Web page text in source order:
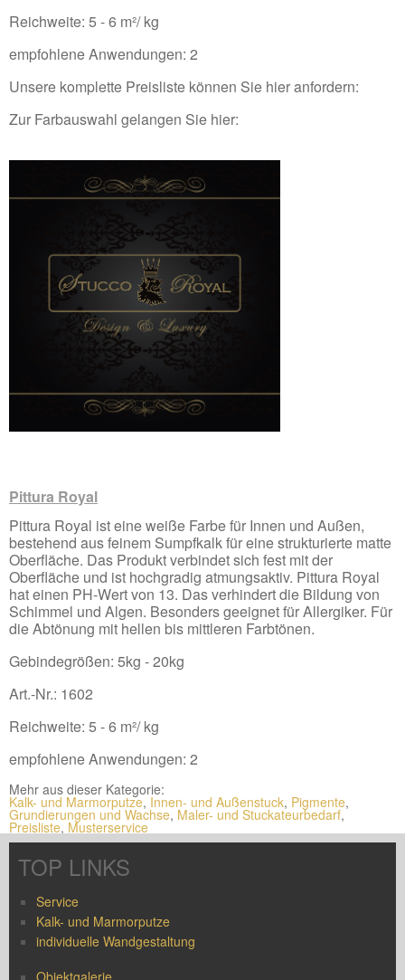
Reichweite: 5 - 6 m²/ kg
empfohlene Anwendungen: 2
Unsere komplette Preisliste können Sie hier anfordern:
Zur Farbauswahl gelangen Sie hier:
Pittura Royal
Pittura Royal ist eine weiße Farbe für Innen und Außen,
bestehend aus feinem Sumpfkalk für eine strukturierte matte
Oberfläche. Das Produkt verbindet sich fest mit der
Oberfläche und ist hochgradig atmungsaktiv. Pittura Royal
hat einen PH-Wert von 13. Das verhindert die Bildung von
Schimmel und Algen. Besonders geeignet für Allergiker. Für
die Abtönung mit hellen bis mittleren Farbtönen.
Gebindegrößen: 5kg - 20kg
Art.-Nr.: 1602
Reichweite: 5 - 6 m²/ kg
empfohlene Anwendungen: 2
Mehr aus dieser Kategorie:
Kalk- und Marmorputze, Innen- und Außenstuck, Pigmente,
Grundierungen und Wachse, Maler- und Stuckateurbedarf,
Preisliste, Musterservice
TOP LINKS
Service
Kalk- und Marmorputze
individuelle Wandgestaltung
Objektgalerie